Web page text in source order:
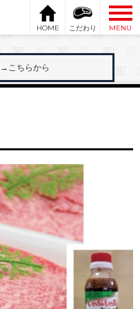
HOME こだわり
MENU
→こちらから